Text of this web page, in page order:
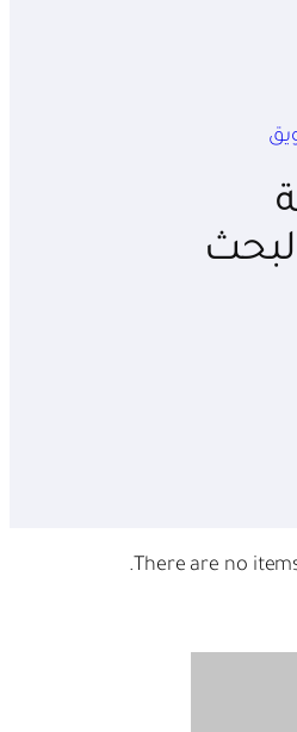
There are no